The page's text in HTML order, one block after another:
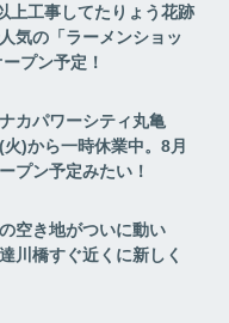
上工事してたりょう花跡
気の「ラーメンショッ
プン予定！
カパワーシティ丸亀
)から一時休業中。8月
プン予定みたい！
空き地がついに動い
川橋すぐ近くに新しく